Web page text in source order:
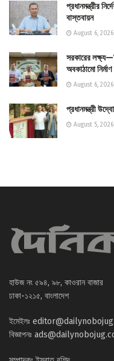
প্রধানমন্ত্রীর
বাস্তবায়ন
August 6, 2026
সরকারের
অবকাঠামো নির্মাণ
August 6, 2026
প্রধানমন্ত্রী
August 5, 2026
হাউজ নং ৫৯৪, ৯৮, কাওরান বাজার
ঢাকা-১২১৫, বাংলাদেশ
ইমেইলঃ
বিজ্ঞাপনঃ